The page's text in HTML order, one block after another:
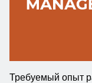
Требуемый опыт